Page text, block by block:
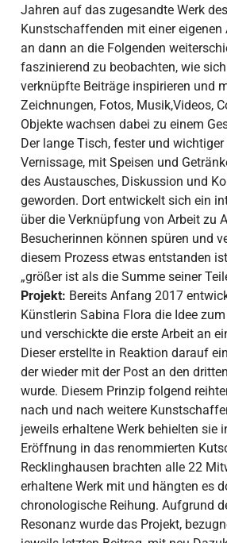
Jahren auf das zugesandte Werk
Kunstschaffenden mit einer eigenen
an dann an die Folgenden
faszinierend zu beobachten, wie
verknüpfte Beiträge inspirieren und
Zeichnungen, Fotos, Musik,Videos,
Objekte wachsen dabei zu einem
Der lange Tisch, fester und
Vernissage, mit Speisen und
des Austausches, Diskussion und
geworden. Dort entwickelt sich ein
über die Verknüpfung von Arbeit zu
Besucherinnen können spüren und
diesem Prozess etwas entstanden
„größer ist als die Summe seiner
Projekt: Bereits Anfang 2017
Künstlerin Sabina Flora die Idee
und verschickte die erste Arbeit an
Dieser erstellte in Reaktion darauf
der wieder mit der Post an den
wurde. Diesem Prinzip folgend
nach und nach weitere
jeweils erhaltene Werk behielten sie
Eröffnung in das renommierten
Recklinghausen brachten alle 22
erhaltene Werk mit und hängten es
chronologische Reihung. Aufgrund
Resonanz wurde das Projekt,